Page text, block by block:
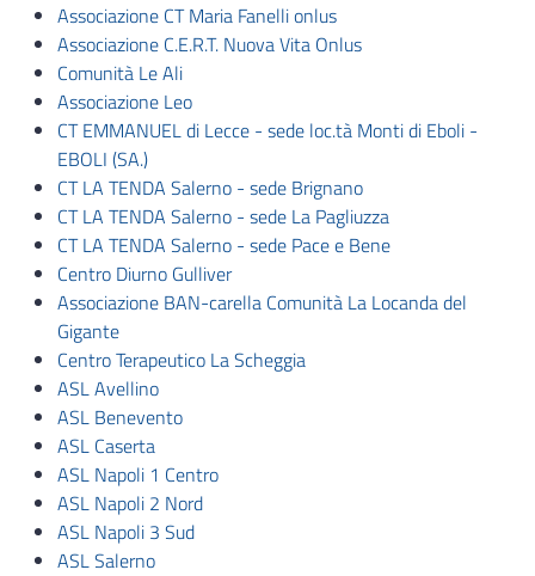
Associazione CT Maria Fanelli onlus
Associazione C.E.R.T. Nuova Vita Onlus
Comunità Le Ali
Associazione Leo
CT EMMANUEL di Lecce - sede loc.tà Monti di Eboli -
EBOLI (SA.)
CT LA TENDA Salerno - sede Brignano
CT LA TENDA Salerno - sede La Pagliuzza
CT LA TENDA Salerno - sede Pace e Bene
Centro Diurno Gulliver
Associazione BAN-carella Comunità La Locanda del
Gigante
Centro Terapeutico La Scheggia
ASL Avellino
ASL Benevento
ASL Caserta
ASL Napoli 1 Centro
ASL Napoli 2 Nord
ASL Napoli 3 Sud
ASL Salerno